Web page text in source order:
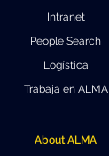
Intranet
People Search
Logística
Trabaja en ALMA
About ALMA